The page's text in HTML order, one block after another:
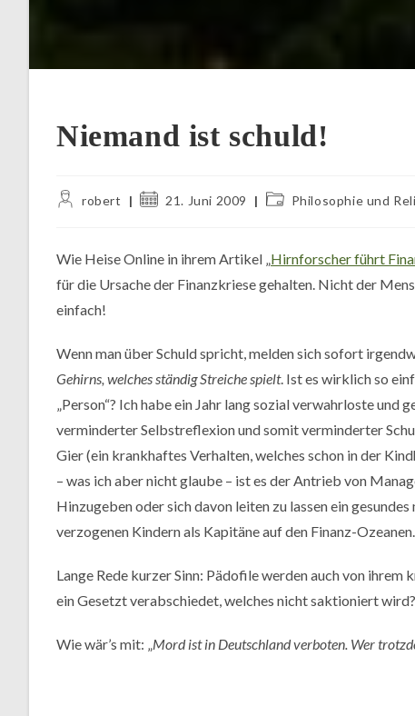
Niemand ist schuld!
Beitrags-
robert
Beitrag21. Juni 2009
Beitrags-Philosophie und
Wie Heise Online in ihrem Artikel „Hirnforscher führt
für die Ursache der Finanzkriese gehalten. Nicht der
einfach!
Wenn man über Schuld spricht, melden sich sofort
Gehirns, welches ständig Streiche spielt. Ist es wirklich so
„Person“? Ich habe ein Jahr lang sozial verwahrloste
verminderter Selbstreflexion und somit verminderter
Gier (ein krankhaftes Verhalten, welches schon in der
– was ich aber nicht glaube – ist es der Antrieb von
Hinzugeben oder sich davon leiten zu lassen ein
verzogenen Kindern als Kapitäne auf den Finanz-
Lange Rede kurzer Sinn: Pädofile werden auch von
ein Gesetzt verabschiedet, welches nicht saktioniert
Wie wär’s mit: „Mord ist in Deutschland verboten. Wer